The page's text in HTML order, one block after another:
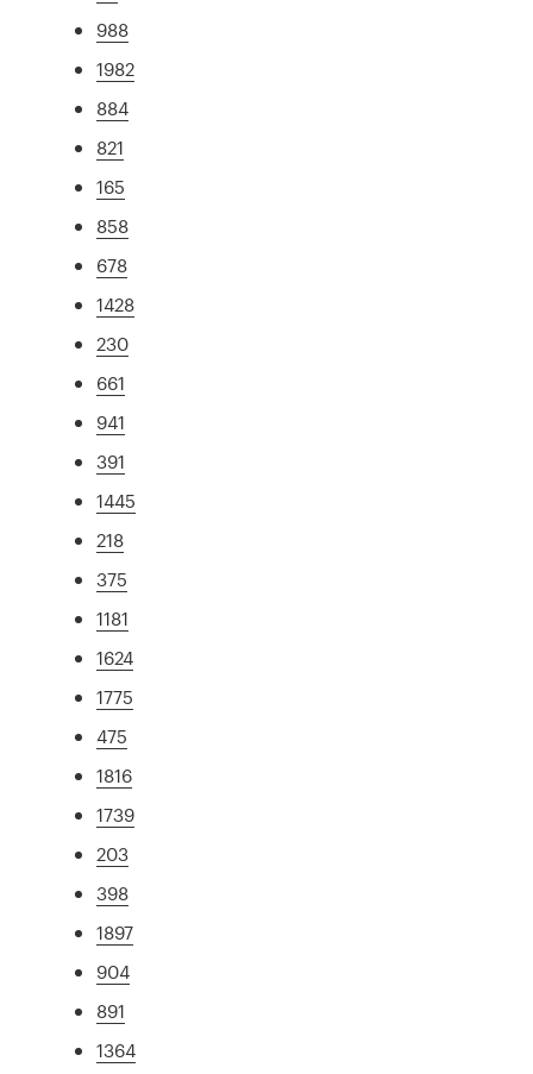
988
1982
884
821
165
858
678
1428
230
661
941
391
1445
218
375
1181
1624
1775
475
1816
1739
203
398
1897
904
891
1364